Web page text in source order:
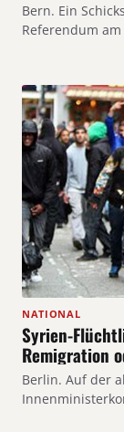
Bern. Ein
Referendum
NATIONAL
Syrien-
Remigration
Berlin. Auf der